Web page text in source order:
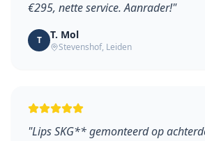
€295, nette service. Aanrader!"
T T. Mol
Stevenshof, Leiden
"Lips SKG** gemonteerd op